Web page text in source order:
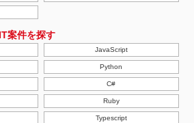
案件を探す
JavaScript
Python
C#
Ruby
Typescript